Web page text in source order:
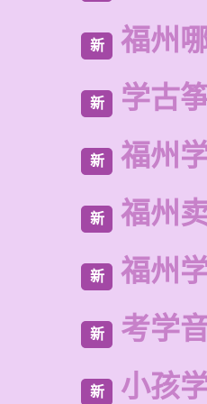
新 福州
新 学古
新 福州
新 福州
新 福州
新 考学
新 小孩